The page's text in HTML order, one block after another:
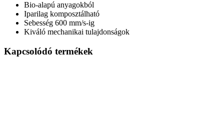
Bio-alapú anyagokból
Iparilag komposztálható
Sebesség 600 mm/s-ig
Kiváló mechanikai tulajdonságok
Kapcsolódó termékek